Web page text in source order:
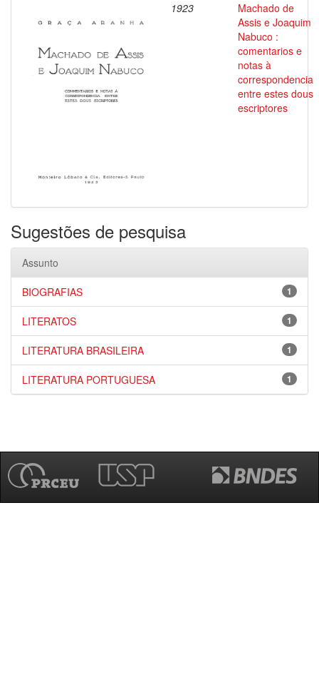
1923
Machado de
Assis e Joaquim
Nabuco :
comentarios e
notas à
correspondencia
entre estes dous
escriptores
Sugestões de pesquisa
Assunto
1
BIOGRAFIAS
1
LITERATOS
1
LITERATURA BRASILEIRA
1
LITERATURA PORTUGUESA